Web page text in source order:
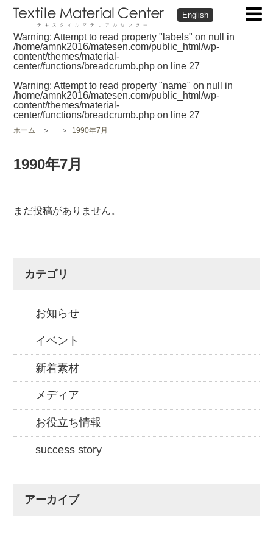
English
Warning: Attempt to read property "labels" on null in
/home/amnk2016/matesen.com/public_html/wp-
content/themes/material-
center/functions/breadcrumb.php on line 27
Warning: Attempt to read property "name" on null in
/home/amnk2016/matesen.com/public_html/wp-
content/themes/material-
center/functions/breadcrumb.php on line 27
ホーム 1990年7月
1990年7月
まだ投稿がありません。
カテゴリ
お知らせ
イベント
新着素材
メディア
お役立ち情報
success story
アーカイブ